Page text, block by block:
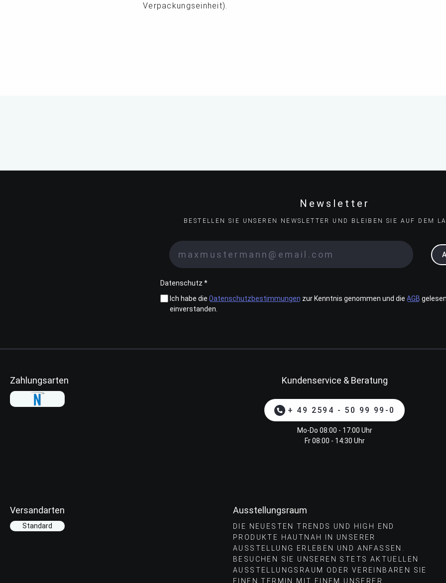
Verpackungseinheit).
Newsletter
BESTELLEN SIE UNSEREN NEWSLETTER UND BLEIBEN SIE AUF DEM
Datenschutz *
Ich habe die Datenschutzbestimmungen zur Kenntnis genommen und die AGB
einverstanden.
Zahlungsarten Kundenservice & Beratung
+ 49 2594 - 50 99 99-0
Mo-Do 08:00 - 17:00 Uhr
Fr 08:00 - 14:30 Uhr
Versandarten
Standard
Ausstellungsraum
DIE NEUESTEN TRENDS UND HIGH END
PRODUKTE HAUTNAH IN UNSERER
AUSSTELLUNG ERLEBEN UND ANFASSEN.
BESUCHEN SIE UNSEREN STETS AKTUELLEN
AUSSTELLUNGSRAUM ODER VEREINBAREN SIE
EINEN TERMIN MIT EINEM UNSERER